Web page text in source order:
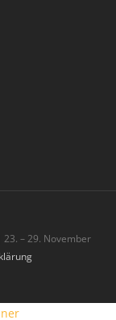
23. – 29. November